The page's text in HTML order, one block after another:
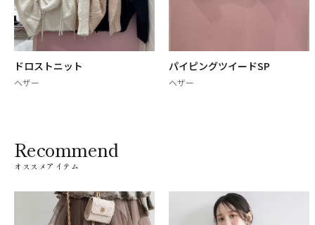
ドロストニット
ヘザー
パイピングツイードSP
ヘザー
Recommend
オススメアイテム